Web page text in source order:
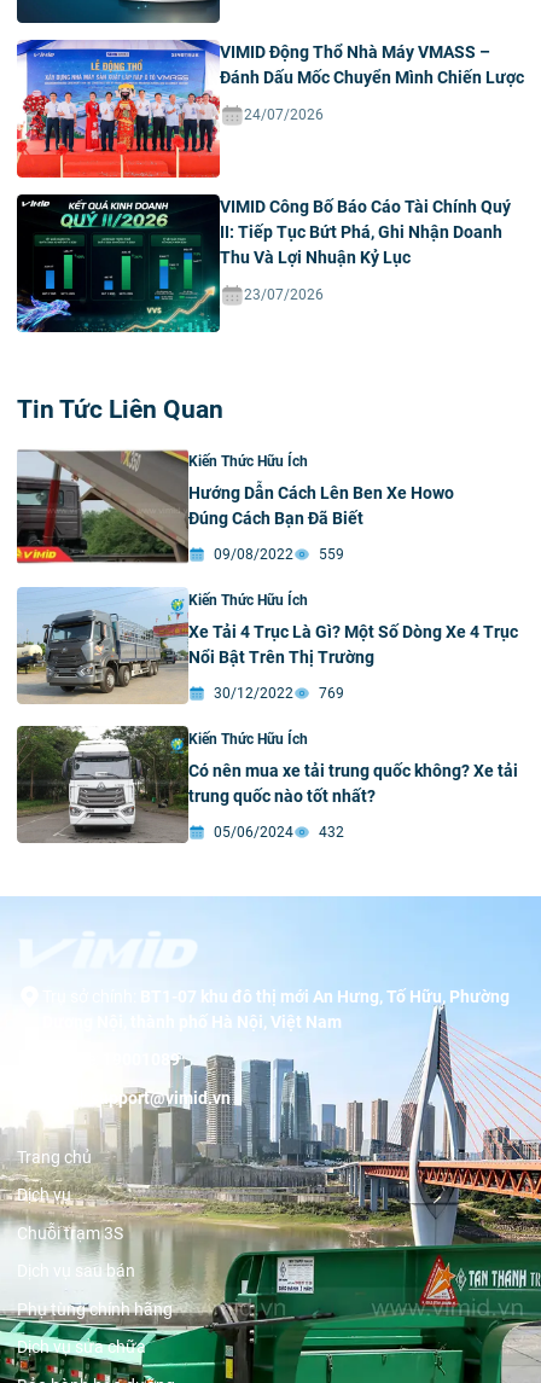
VIMID Động Thổ Nhà Máy VMASS –
Đánh Dấu Mốc Chuyển Mình Chiến Lược
24/07/2026
VIMID Công Bố Báo Cáo Tài Chính Quý
II: Tiếp Tục Bứt Phá, Ghi Nhận Doanh
Thu Và Lợi Nhuận Kỷ Lục
23/07/2026
Tin Tức Liên Quan
Kiến Thức Hữu Ích
Hướng Dẫn Cách Lên Ben Xe Howo
Đúng Cách Bạn Đã Biết
09/08/2022 559
Kiến Thức Hữu Ích
Xe Tải 4 Trục Là Gì? Một Số Dòng Xe 4 Trục
Nổi Bật Trên Thị Trường
30/12/2022 769
Kiến Thức Hữu Ích
Có nên mua xe tải trung quốc không? Xe tải
trung quốc nào tốt nhất?
05/06/2024 432
BT1-07 khu đô thị mới An Hưng, Tố Hữu, Phường
Dương Nội, thành phố Hà Nội, Việt Nam
19001089
support@vimid.vn
Trang chủ
Dịch vụ
Chuỗi trạm 3S
Dịch vụ sau bán
Phụ tùng chính hãng
Dịch vụ sửa chữa